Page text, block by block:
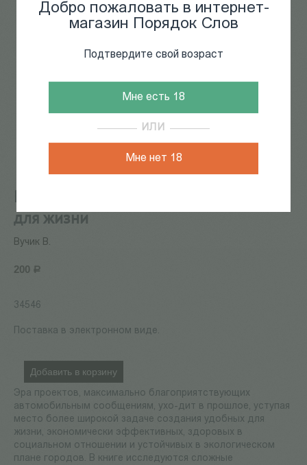
Добро пожаловать в интернет-
магазин Порядок Слов
Подтвердите свой возраст
Мне есть 18
ИЛИ
Мне нет 18
PDF Транспорт в городах, удобных
для жизни
Вучик В.
200 Р
34546
Поставка в электронном виде.
Добавить в корзину
Эра проектов, максимально благоприятствующих
автомобильным сообщениям, ухо-дит в прошлое, уступая
место более широкой задаче создания удобных для
жизни, экономически эффективных, здоровых в
социальном отношении и устойчивых в экологическом
плане городов. В книге исследуются сложные